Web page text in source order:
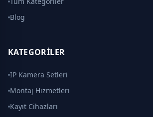
Blog
KATEGORILER
IP Kamera Setleri
Montaj Hizmetleri
Kayıt Cihazları